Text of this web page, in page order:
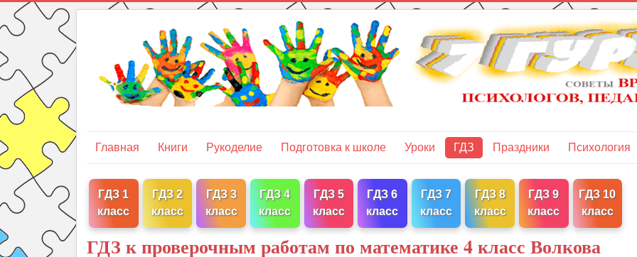
Главная Книги Рукоделие Подготовка к школе Уроки ГДЗ Праздники Психология
ГДЗ 1
класс
ГДЗ 2
класс
ГДЗ 3
класс
ГДЗ 4
класс
ГДЗ 5
класс
ГДЗ 6
класс
ГДЗ 7
класс
ГДЗ 8
класс
ГДЗ 9
класс
ГДЗ 10
класс
ГДЗ к проверочным работам по математике 4 класс Волкова